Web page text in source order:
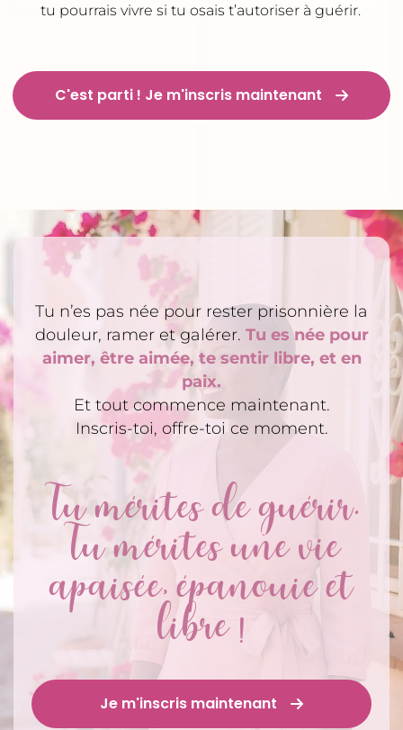
tu pourrais vivre si tu osais t’autoriser à guérir.
C'est parti ! Je m'inscris maintenant
Tu n’es pas née pour rester prisonnière la
douleur, ramer et galérer. Tu es née pour
aimer, être aimée, te sentir libre, et en
paix.
Et tout commence maintenant.
Inscris-toi, offre-toi ce moment.
Tu mérites de guérir.
Tu mérites une vie
apaisée, épanouie et
libre !
Je m'inscris maintenant